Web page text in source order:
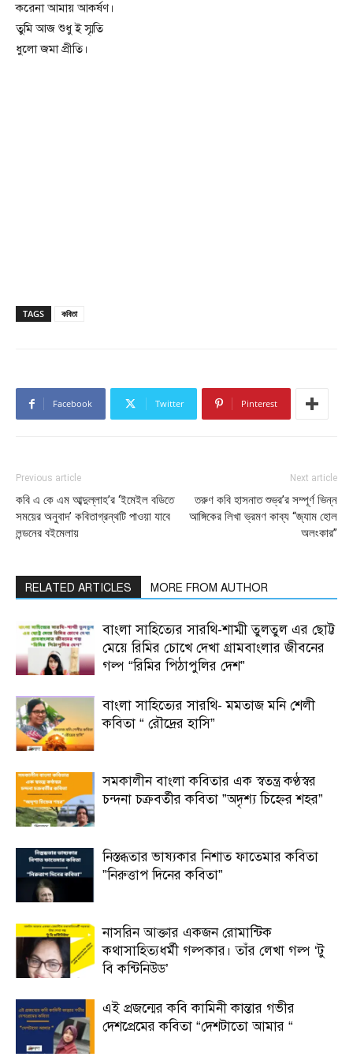
করেনা আমায় আকর্ষণ।
তুমি আজ শুধু ই স্মৃতি
ধুলো জমা প্রীতি।
TAGS কবিতা
Facebook Twitter Pinterest
Previous article
কবি এ কে এম আব্দুল্লাহ’র ‘ইমেইল বডিতে
সময়ের অনুবাদ’ কবিতাগ্রন্থটি পাওয়া যাবে
লন্ডনের বইমেলায়
Next article
তরুণ কবি হাসনাত শুভ্র’র সম্পূর্ণ ভিন্ন
আঙ্গিকের লিখা ভ্রমণ কাব্য “জ্যাম হোল
অলংকার”
RELATED ARTICLES MORE FROM AUTHOR
বাংলা সাহিত্যের সারথি-শাম্মী তুলতুল এর ছোট্ট
মেয়ে রিমির চোখে দেখা গ্রামবাংলার জীবনের
গল্প “রিমির পিঠাপুলির দেশ”
বাংলা সাহিত্যের সারথি- মমতাজ মনি শেলী
কবিতা “ রৌদ্রের হাসি”
সমকালীন বাংলা কবিতার এক স্বতন্ত্র কণ্ঠস্বর
চন্দনা চক্রবর্তীর কবিতা ”অদৃশ্য চিহ্নের শহর”
নিস্তব্ধতার ভাষ্যকার নিশাত ফাতেমার কবিতা
”নিরুত্তাপ দিনের কবিতা”
নাসরিন আক্তার একজন রোমান্টিক
কথাসাহিত্যধর্মী গল্পকার। তাঁর লেখা গল্প ‘টু
বি কন্টিনিউড’
এই প্রজন্মের কবি কামিনী কান্তার গভীর
দেশপ্রেমের কবিতা “দেশটাতো আমার “